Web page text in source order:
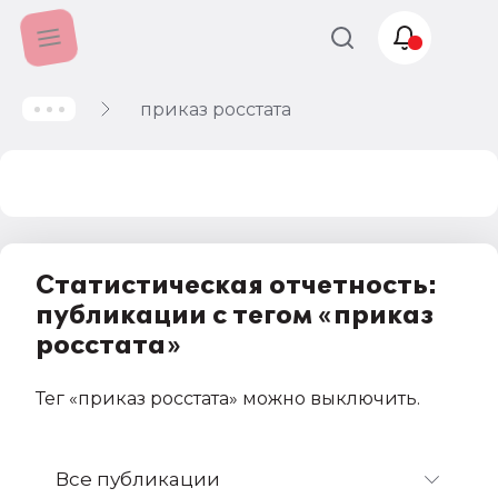
приказ росстата
Статистическая отчетность:
публикации с тегом «приказ
росстата»
Тег «приказ росстата» можно выключить.
Все публикации
Учет и